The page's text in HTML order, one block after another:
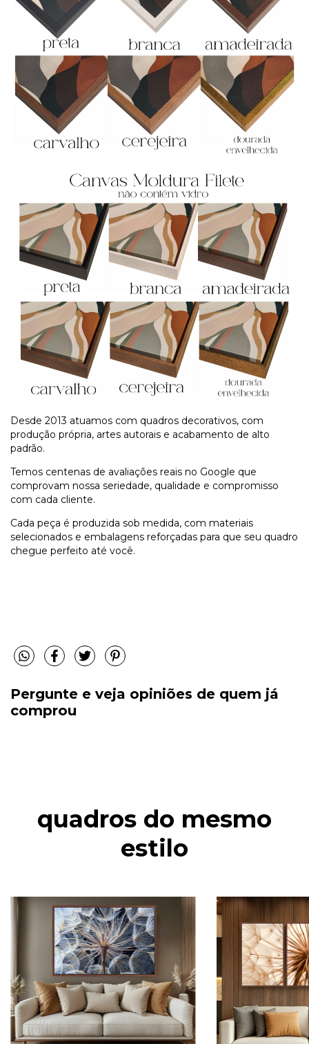
Desde 2013 atuamos com quadros decorativos, com
produção própria, artes autorais e acabamento de alto
padrão.
Temos centenas de avaliações reais no Google que
comprovam nossa seriedade, qualidade e compromisso
com cada cliente.
Cada peça é produzida sob medida, com materiais
selecionados e embalagens reforçadas para que seu quadro
chegue perfeito até você.
Pergunte e veja opiniões de quem já
comprou
quadros do mesmo
estilo